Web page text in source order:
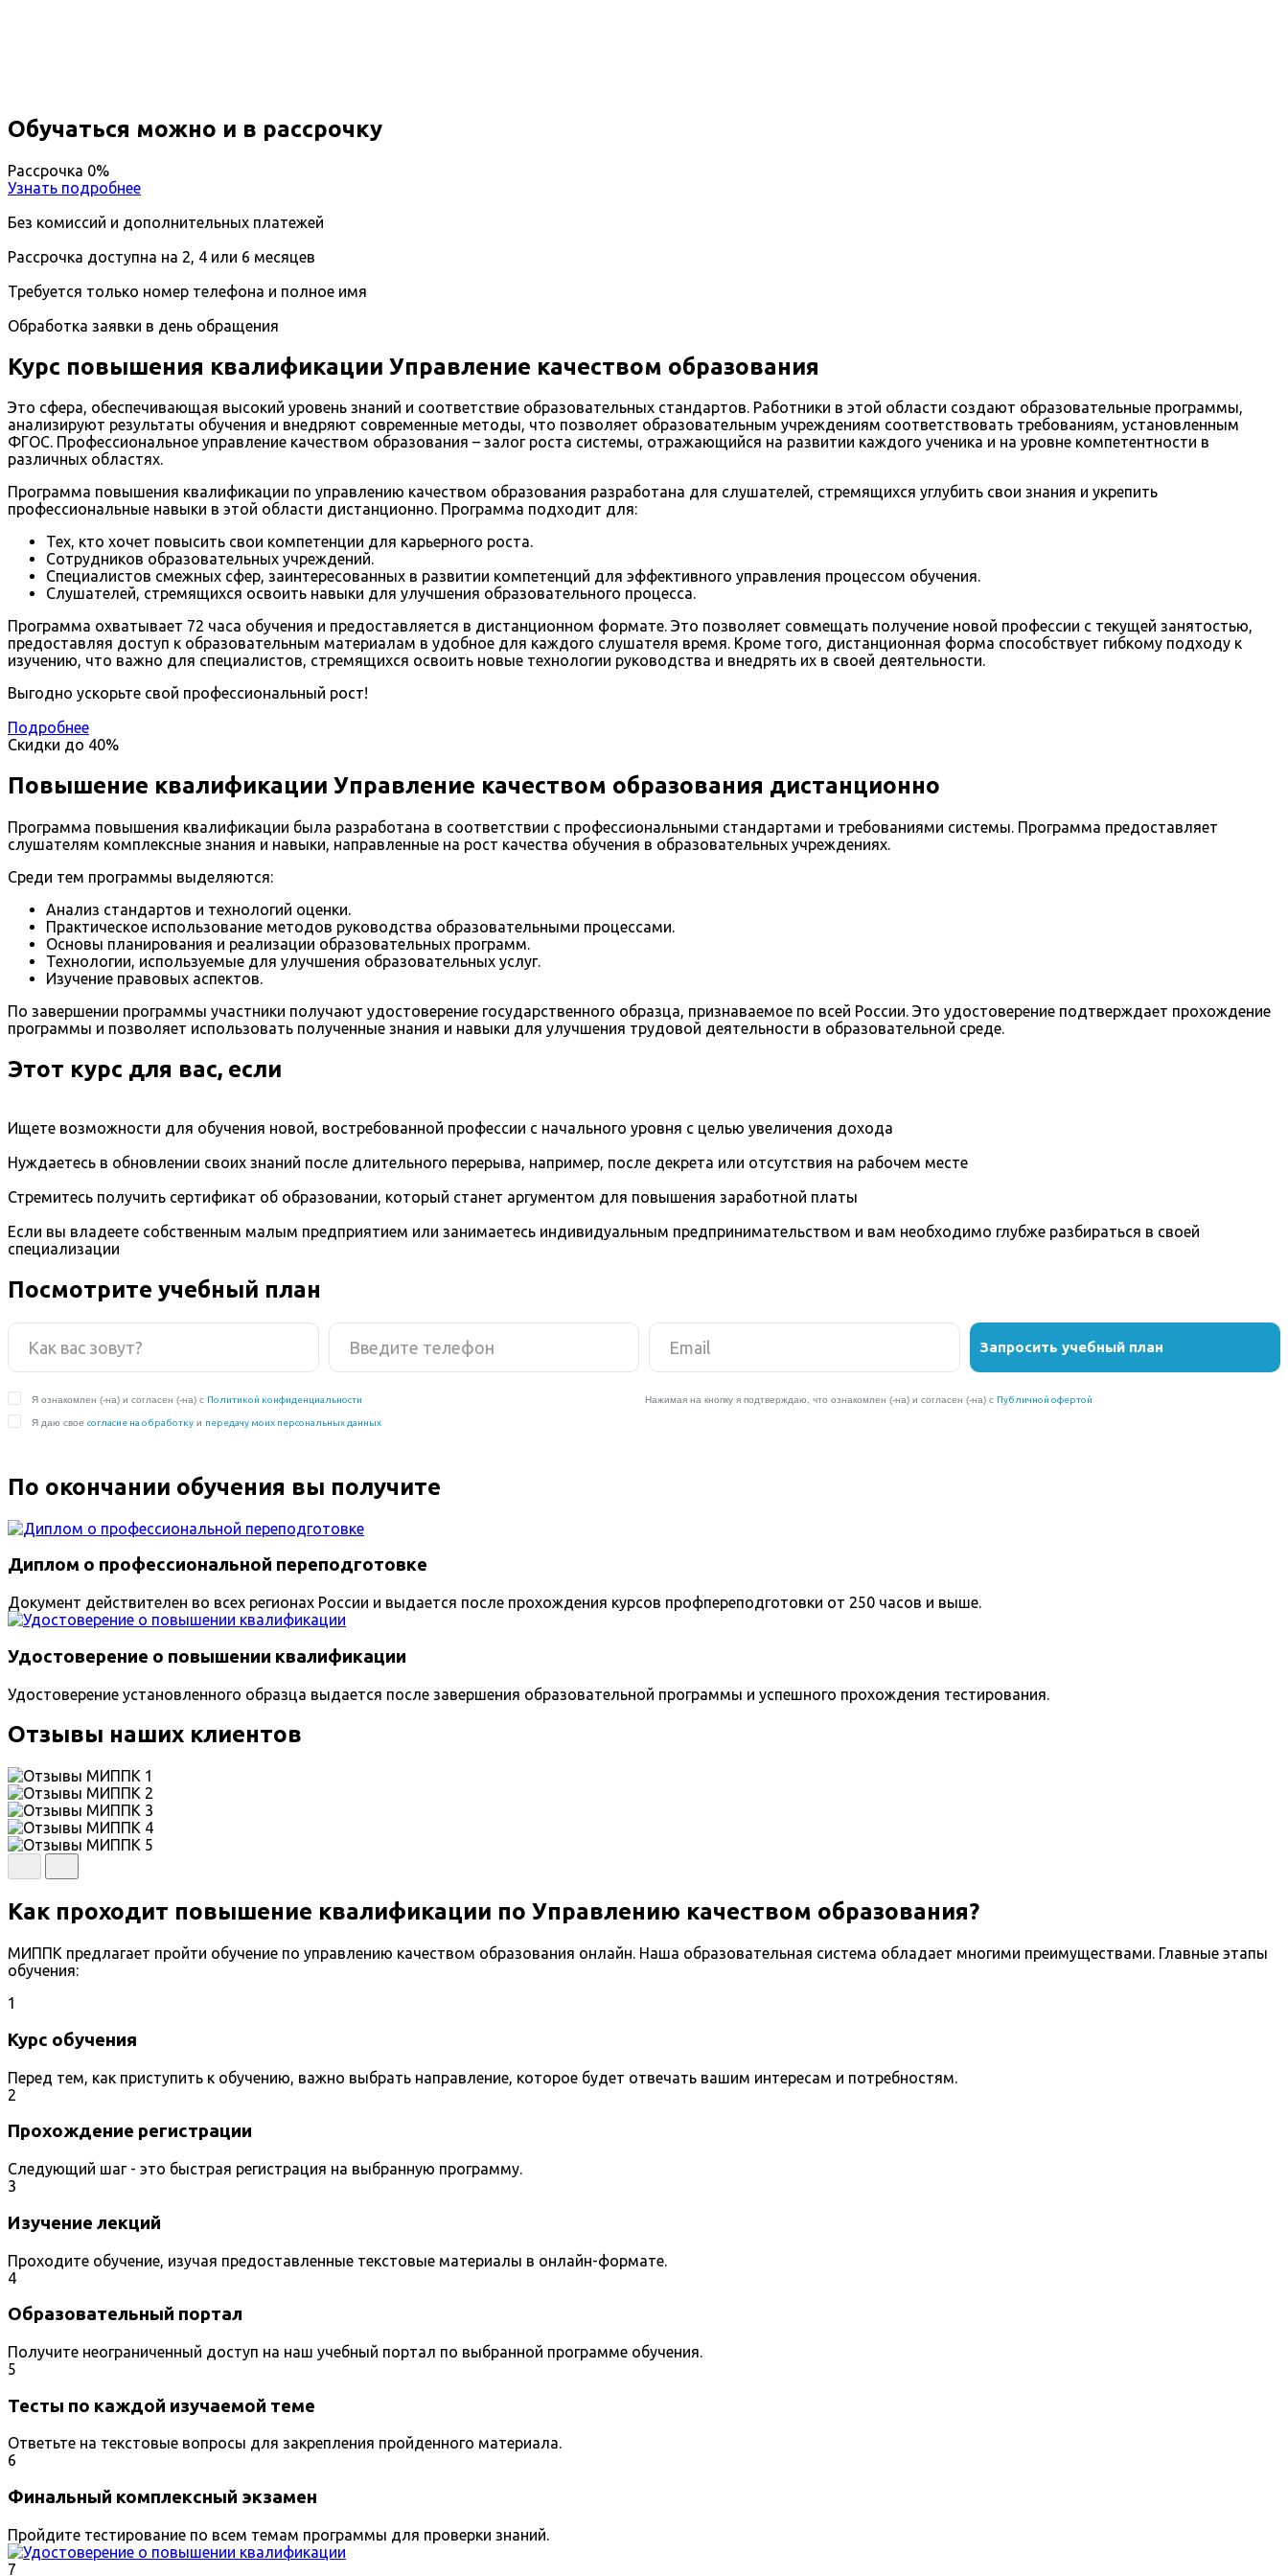
Обучаться можно и в рассрочку
Рассрочка 0%
Узнать подробнее
Без комиссий и дополнительных платежей
Рассрочка доступна на 2, 4 или 6 месяцев
Требуется только номер телефона и полное имя
Обработка заявки в день обращения
Курс повышения квалификации Управление качеством образования
Это сфера, обеспечивающая высокий уровень знаний и соответствие образовательных стандартов. Работники в этой области создают образовательные программы,
анализируют результаты обучения и внедряют современные методы, что позволяет образовательным учреждениям соответствовать требованиям, установленным
ФГОС. Профессиональное управление качеством образования – залог роста системы, отражающийся на развитии каждого ученика и на уровне компетентности в
различных областях.
Программа повышения квалификации по управлению качеством образования разработана для слушателей, стремящихся углубить свои знания и укрепить
профессиональные навыки в этой области дистанционно. Программа подходит для:
Тех, кто хочет повысить свои компетенции для карьерного роста.
Сотрудников образовательных учреждений.
Специалистов смежных сфер, заинтересованных в развитии компетенций для эффективного управления процессом обучения.
Слушателей, стремящихся освоить навыки для улучшения образовательного процесса.
Программа охватывает 72 часа обучения и предоставляется в дистанционном формате. Это позволяет совмещать получение новой профессии с текущей занятостью,
предоставляя доступ к образовательным материалам в удобное для каждого слушателя время. Кроме того, дистанционная форма способствует гибкому подходу к
изучению, что важно для специалистов, стремящихся освоить новые технологии руководства и внедрять их в своей деятельности.
Выгодно ускорьте свой профессиональный рост!
Подробнее
Скидки до 40%
Повышение квалификации Управление качеством образования дистанционно
Программа повышения квалификации была разработана в соответствии с профессиональными стандартами и требованиями системы. Программа предоставляет
слушателям комплексные знания и навыки, направленные на рост качества обучения в образовательных учреждениях.
Среди тем программы выделяются:
Анализ стандартов и технологий оценки.
Практическое использование методов руководства образовательными процессами.
Основы планирования и реализации образовательных программ.
Технологии, используемые для улучшения образовательных услуг.
Изучение правовых аспектов.
По завершении программы участники получают удостоверение государственного образца, признаваемое по всей России. Это удостоверение подтверждает прохождение
программы и позволяет использовать полученные знания и навыки для улучшения трудовой деятельности в образовательной среде.
Этот курс для вас, если
Ищете возможности для обучения новой, востребованной профессии с начального уровня с целью увеличения дохода
Нуждаетесь в обновлении своих знаний после длительного перерыва, например, после декрета или отсутствия на рабочем месте
Стремитесь получить сертификат об образовании, который станет аргументом для повышения заработной платы
Если вы владеете собственным малым предприятием или занимаетесь индивидуальным предпринимательством и вам необходимо глубже разбираться в своей
специализации
Посмотрите учебный план
По окончании обучения вы получите
Диплом о профессиональной переподготовке
Документ действителен во всех регионах России и выдается после прохождения курсов профпереподготовки от 250 часов и выше.
Удостоверение о повышении квалификации
Удостоверение установленного образца выдается после завершения образовательной программы и успешного прохождения тестирования.
Отзывы наших клиентов
Как проходит повышение квалификации по Управлению качеством образования?
МИППК предлагает пройти обучение по управлению качеством образования онлайн. Наша образовательная система обладает многими преимуществами. Главные этапы
обучения:
1
Курс обучения
Перед тем, как приступить к обучению, важно выбрать направление, которое будет отвечать вашим интересам и потребностям.
2
Прохождение регистрации
Следующий шаг - это быстрая регистрация на выбранную программу.
3
Изучение лекций
Проходите обучение, изучая предоставленные текстовые материалы в онлайн-формате.
4
Образовательный портал
Получите неограниченный доступ на наш учебный портал по выбранной программе обучения.
5
Тесты по каждой изучаемой теме
Ответьте на текстовые вопросы для закрепления пройденного материала.
6
Финальный комплексный экзамен
Пройдите тестирование по всем темам программы для проверки знаний.
7